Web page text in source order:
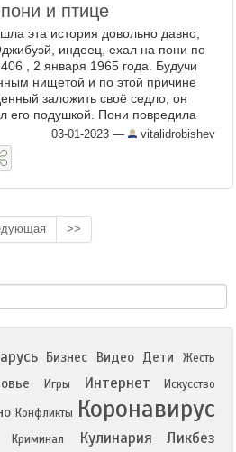
и птице
эта история довольно давно,
индеец, ехал на пони по
, 2 января 1965 года. Будучи
нищетой и по этой причине
заложить своё седло, он
его подушкой. Пони повредила
ногу. В соответствии с
традицией, ...
03-01-2023 — vitalidrobishev
>>
Бизнес Видео Дети
Жесть
Игры Интернет Искусство
Конфликты Коронавирус
Криминал Кулинария Ликбез